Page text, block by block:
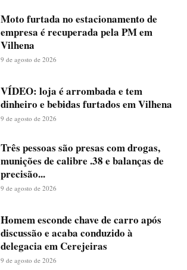
Moto furtada no estacionamento de
empresa é recuperada pela PM em
Vilhena
9 de agosto de 2026
VÍDEO: loja é arrombada e tem
dinheiro e bebidas furtados em Vilhena
9 de agosto de 2026
Três pessoas são presas com drogas,
munições de calibre .38 e balanças de
precisão...
9 de agosto de 2026
Homem esconde chave de carro após
discussão e acaba conduzido à
delegacia em Cerejeiras
9 de agosto de 2026